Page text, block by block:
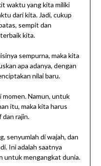
waktu yang kita miliki
dari kita. Jadi, cukup
sempit dan
kita.
sempurna, maka kita
apa adanya, dengan
nilai baru.
momen. Namun, untuk
itu, maka kita harus
dan rajin.
senyumlah di wajah, dan
Ini adalah saatnya
untuk mengangkat dunia.